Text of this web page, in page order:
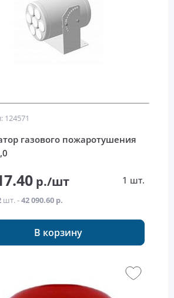
124571
газового пожаротушения
р./шт 1 шт.
шт. -42 090.60 р.
В корзину